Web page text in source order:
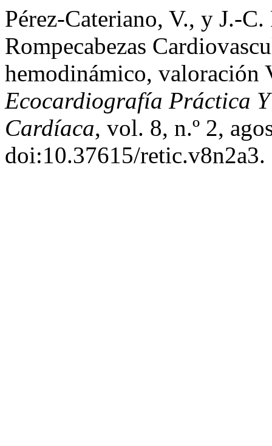
Pérez-Cateriano, V., y J.-
Rompecabezas
hemodinámico, valoración
Ecocardiografía Práctica
Cardíaca, vol. 8, n.º 2,
doi:10.37615/retic.v8n2a3.